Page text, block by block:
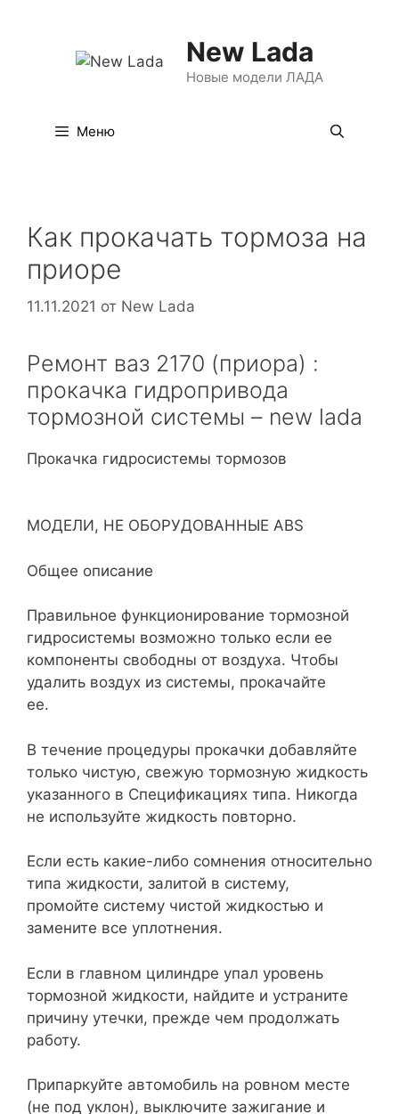
содержимому
New Lada
Новые модели ЛАДА
Меню
Как прокачать тормоза на
приоре
11.11.2021 от New Lada
Ремонт ваз 2170 (приора) :
прокачка гидропривода
тормозной системы – new lada
Прокачка гидросистемы тормозов
МОДЕЛИ, НЕ ОБОРУДОВАННЫЕ ABS
Общее описание
Правильное функционирование тормозной
гидросистемы возможно только если ее
компоненты свободны от воздуха. Чтобы
удалить воздух из системы, прокачайте
ее.
В течение процедуры прокачки добавляйте
только чистую, свежую тормозную жидкость
указанного в Спецификациях типа. Никогда
не используйте жидкость повторно.
Если есть какие-либо сомнения относительно
типа жидкости, залитой в систему,
промойте систему чистой жидкостью и
замените все уплотнения.
Если в главном цилиндре упал уровень
тормозной жидкости, найдите и устраните
причину утечки, прежде чем продолжать
работу.
Припаркуйте автомобиль на ровном месте
(не под уклон), выключите зажигание и